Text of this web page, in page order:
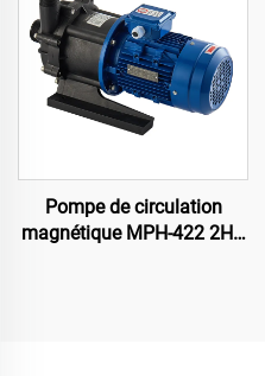
Pompe de circulation
magnétique MPH-422 2HP